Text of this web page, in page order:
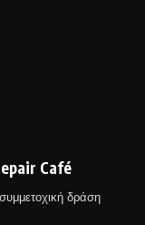
Café
δράση